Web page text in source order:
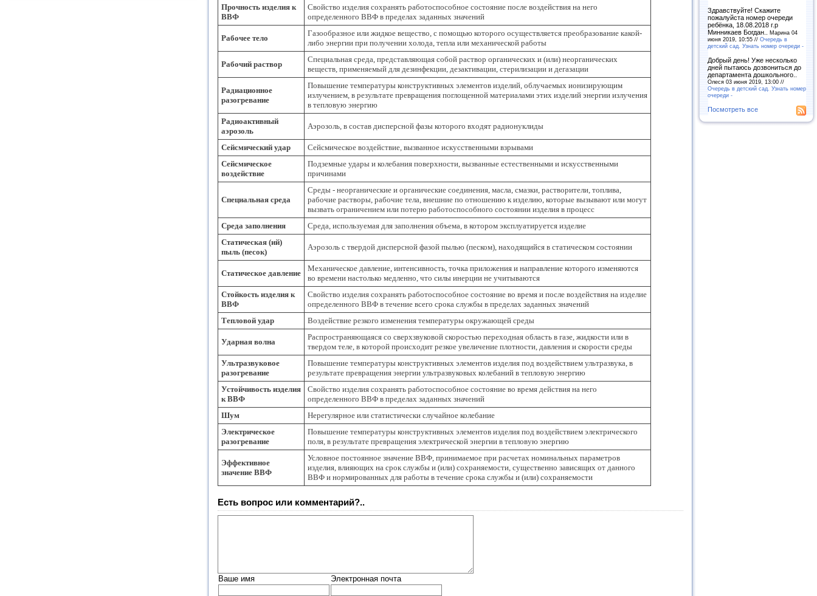
Прочность изделия к
ВВФ
Свойство изделия сохранять работоспособное состояние после воздействия на него
определенного ВВФ в пределах заданных значений
Рабочее тело
Газообразное или жидкое вещество, с помощью которого осуществляется преобразование какой-
либо энергии при получении холода, тепла или механической работы
Рабочий раствор
Специальная среда, представляющая собой раствор органических и (или) неорганических
веществ, применяемый для дезинфекции, дезактивации, стерилизации и дегазации
Радиационное
разогревание
Повышение температуры конструктивных элементов изделий, облучаемых ионизирующим
излучением, в результате превращения поглощенной материалами этих изделий энергии излучения
в тепловую энергию
Радиоактивный
аэрозоль
Аэрозоль, в состав дисперсной фазы которого входят радионуклиды
Сейсмический удар
Сейсмическое воздействие, вызванное искусственными взрывами
Сейсмическое
воздействие
Подземные удары и колебания поверхности, вызванные естественными и искусственными
причинами
Специальная среда
Среды - неорганические и органические соединения, масла, смазки, растворители, топлива,
рабочие растворы, рабочие тела, внешние по отношению к изделию, которые вызывают или могут
вызвать ограничением или потерю работоспособного состоянии изделия в процесс
Среда заполнения
Среда, используемая для заполнения объема, в котором эксплуатируется изделие
Статическая (ий)
пыль (песок)
Аэрозоль с твердой дисперсной фазой пылью (песком), находящийся в статическом состоянии
Статическое давление
Механическое давление, интенсивность, точка приложения и направление которого изменяются
во времени настолько медленно, что силы инерции не учитываются
Стойкость изделия к
ВВФ
Свойство изделия сохранять работоспособное состояние во время и после воздействия на изделие
определенного ВВФ в течение всего срока службы в пределах заданных значений
Тепловой удар
Воздействие резкого изменения температуры окружающей среды
Ударная волна
Распространяющаяся со сверхзвуковой скоростью переходная область в газе, жидкости или в
твердом теле, в которой происходит резкое увеличение плотности, давления и скорости среды
Ультразвуковое
разогревание
Повышение температуры конструктивных элементов изделия под воздействием ультразвука, в
результате превращения энергии ультразвуковых колебаний в тепловую энергию
Устойчивость изделия
к ВВФ
Свойство изделия сохранять работоспособное состояние во время действия на него
определенного ВВФ в пределах заданных значений
Шум
Нерегулярное или статистически случайное колебание
Электрическое
разогревание
Повышение температуры конструктивных элементов изделия под воздействием электрического
поля, в результате превращения электрической энергии в тепловую энергию
Эффективное
значение ВВФ
Условное постоянное значение ВВФ, принимаемое при расчетах номинальных параметров
изделия, влияющих на срок службы и (или) сохраняемости, существенно зависящих от данного
ВВФ и нормированных для работы в течение срока службы и (или) сохраняемости
Есть вопрос или комментарий?..
Ваше имя Электронная почта
Здравствуйте! Скажите
пожалуйста номер очереди
ребёнка, 18.08.2018 г.р
Минникаев Богдан.. Марина 04
июня 2019, 10:55 // Очередь в
детский сад. Узнать номер очереди -
Добрый день! Уже несколько
дней пытаюсь дозвониться до
департамента дошкольного..
Олеся 03 июня 2019, 13:00 //
Очередь в детский сад. Узнать номер
очереди -
Посмотреть все